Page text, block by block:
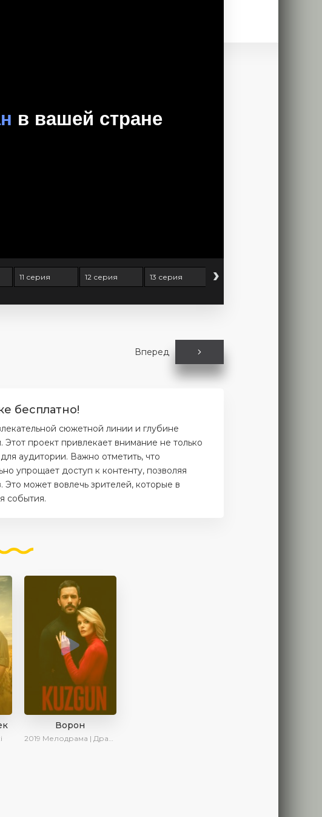
11 серия 12 серия 13 серия ›
Вперед
бесплатно!
сюжетной линии и глубине
проект привлекает внимание не только
аудитории. Важно отметить, что
упрощает доступ к контенту, позволяя
Это может вовлечь зрителей, которые в
события.
Ворон
2019 Мелодрама | Драма | Боевик | SesDizi | AveTurk